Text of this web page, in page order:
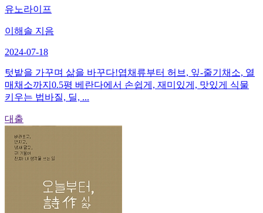
유노라이프
이해솔 지음
2024-07-18
텃밭을 가꾸며 삶을 바꾸다!엽채류부터 허브, 잎-줄기채소, 열
매채소까지0.5평 베란다에서 손쉽게, 재미있게, 맛있게 식물
키우는 법바질, 딜, ...
대출